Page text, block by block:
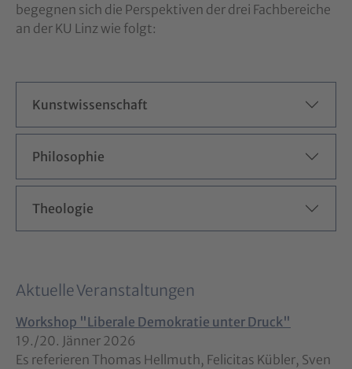
begegnen sich die Perspektiven der drei Fachbereiche
an der KU Linz wie folgt:
Kunstwissenschaft
Philosophie
Theologie
Aktuelle Veranstaltungen
Workshop "Liberale Demokratie unter Druck"
19./20. Jänner 2026
Es referieren Thomas Hellmuth, Felicitas Kübler, Sven